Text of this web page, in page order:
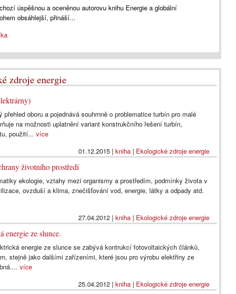
úspěšnou a oceněnou autorovu knihu Energie a globální
obsáhlejší, přináší...
zdroje energie
oboru a pojednává souhrnně o problematice turbín pro malé
na možnosti uplatnění variant konstrukčního řešení turbín,
použití...více
01.12.2015| kniha| Ekologické zdroje energie
životního prostředí
ekologie, vztahy mezi organismy a prostředím, podmínky života v
ovzduší a klima, znečišťování vod, energie, látky a odpady atd.
27.04.2012| kniha| Ekologické zdroje energie
energie ze slunce.
energie ze slunce se zabývá kontrukcí fotovoltaických článků,
stejně jako dalšími zařízeními, které jsou pro výrobu elektřiny ze
více
25.04.2012| kniha| Ekologické zdroje energie